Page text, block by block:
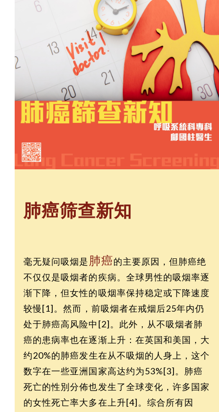
肺癌筛查新知
毫无疑问吸烟是 肺癌的主要原因，但肺癌绝
不仅仅是吸烟者的疾病。全球男性的吸烟率逐
渐下降，但女性的吸烟率保持稳定或下降速度
较慢[1]。然而，前吸烟者在戒烟后25年内仍
处于肺癌高风险中[2]。此外，从不吸烟者肺
癌的患病率也在逐渐上升：在英国和美国，大
约20%的肺癌发生在从不吸烟的人身上，这个
数字在一些亚洲国家高达约为53%[3]。肺癌
死亡的性別分佈也发生了全球变化，许多国家
的女性死亡率大多在上升[4]。综合所有因